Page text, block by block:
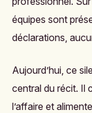
équipes sont
déclarations,
Aujourd’hui, ce
central du récit. Il
l’affaire et